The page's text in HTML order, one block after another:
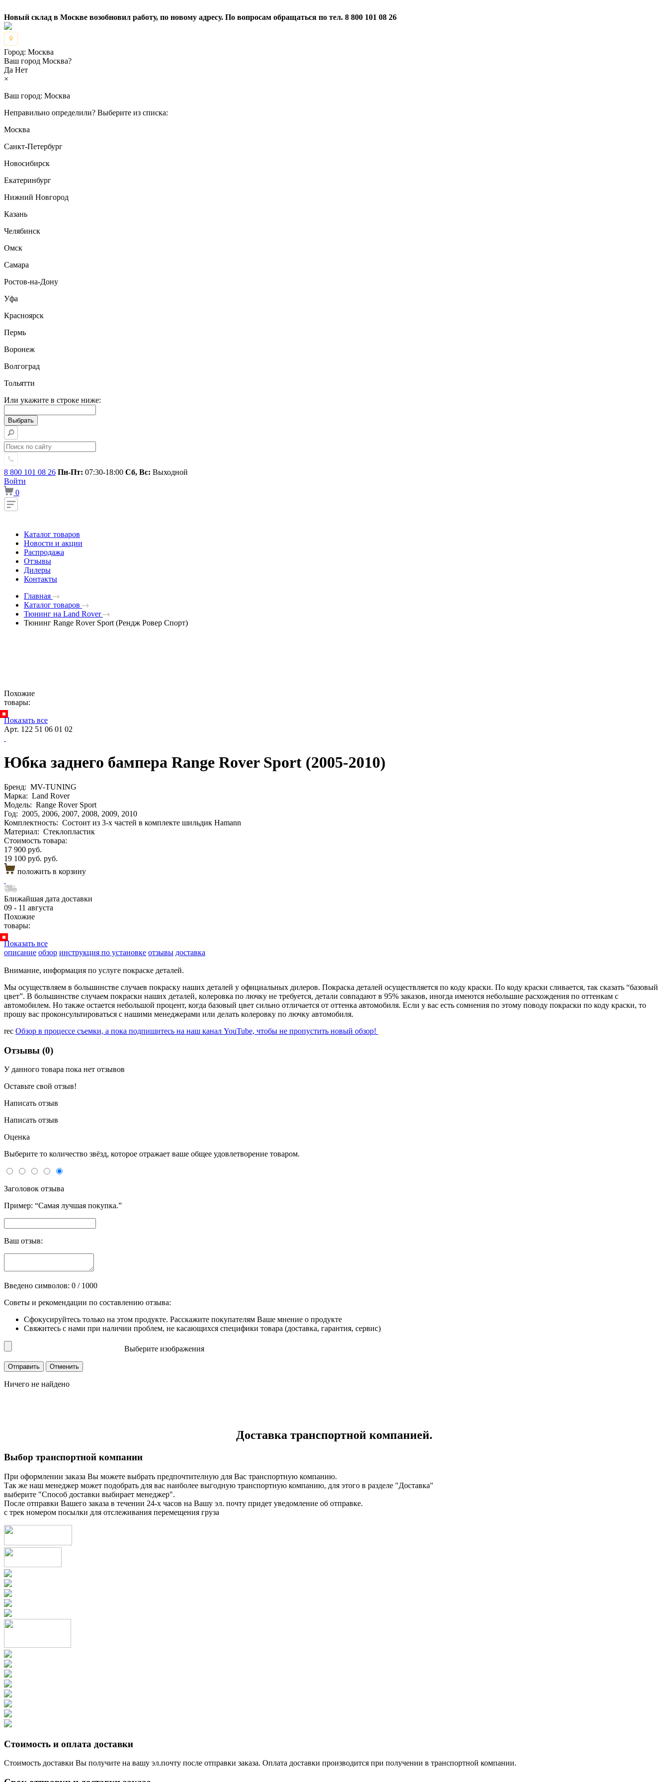
Новый склад в Москве возобновил работу, по новому адресу. По вопросам обращаться по тел. 8 800 101 08 26
Город: Москва
Ваш город Москва?
Да Нет
×
Ваш город: Москва
Неправильно определили? Выберите из списка:
Москва
Санкт-Петербург
Новосибирск
Екатеринбург
Нижний Новгород
Казань
Челябинск
Омск
Самара
Ростов-на-Дону
Уфа
Красноярск
Пермь
Воронеж
Волгоград
Тольятти
Или укажите в строке ниже:
8 800 101 08 26 Пн-Пт: 07:30-18:00 Сб, Вс: Выходной
Войти
0
Каталог товаров
Новости и акции
Распродажа
Отзывы
Дилеры
Контакты
Главная
Каталог товаров
Тюнинг на Land Rover
Тюнинг Range Rover Sport (Рендж Ровер Спорт)
Похожие
товары:
Показать все
Арт. 122 51 06 01 02
Юбка заднего бампера Range Rover Sport (2005-2010)
Бренд: MV-TUNING
Марка: Land Rover
Модель: Range Rover Sport
Год: 2005, 2006, 2007, 2008, 2009, 2010
Комплектность: Состоит из 3-х частей в комплекте шильдик Hamann
Материал: Стеклопластик
Стоимость товара:
17 900 руб.
19 100 руб. руб.
положить в корзину
Ближайшая дата доставки
09 - 11 августа
Похожие
товары:
Показать все
описание обзор инструкция по установке отзывы доставка
Внимание, информация по услуге покраске деталей.
Мы осуществляем в большинстве случаев покраску наших деталей у официальных дилеров. Покраска деталей осуществляется по коду краски. По коду краски сливается, так сказать “базовый
цвет”. В большинстве случаем покраски наших деталей, колеровка по лючку не требуется, детали совпадают в 95% заказов, иногда имеются небольшие расхождения по оттенкам с
автомобилем. Но также остается небольшой процент, когда базовый цвет сильно отличается от оттенка автомобиля. Если у вас есть сомнения по этому поводу покраски по коду краски, то
прошу вас проконсультироваться с нашими менеджерами или делать колеровку по лючку автомобиля.
rec Обзор в процессе съемки, а пока подпишитесь на наш канал YouTube, чтобы не пропустить новый обзор!
Отзывы (0)
У данного товара пока нет отзывов
Оставьте свой отзыв!
Написать отзыв
Написать отзыв
Оценка
Выберите то количество звёзд, которое отражает ваше общее удовлетворение товаром.
Заголовок отзыва
Пример: “Самая лучшая покупка.”
Ваш отзыв:
Введено символов: 0 / 1000
Советы и рекомендации по составлению отзыва:
Сфокусируйтесь только на этом продукте. Расскажите покупателям Ваше мнение о продукте
Свяжитесь с нами при наличии проблем, не касающихся специфики товара (доставка, гарантия, сервис)
Выберите изображения
Ничего не найдено
Доставка транспортной компанией.
Выбор транспортной компании
При оформлении заказа Вы можете выбрать предпочтителную для Вас транспортную компанию.
Так же наш менеджер может подобрать для вас наиболее выгодную транспортную компанию, для этого в разделе "Доставка"
выберите "Способ доставки выбирает менеджер".
После отправки Вашего заказа в течении 24-х часов на Вашу эл. почту придет уведомление об отправке.
с трек номером посылки для отслеживания перемещения груза
Стоимость и оплата доставки
Стоимость доставки Вы получите на вашу эл.почту после отправки заказа. Оплата доставки производится при получении в транспортной компании.